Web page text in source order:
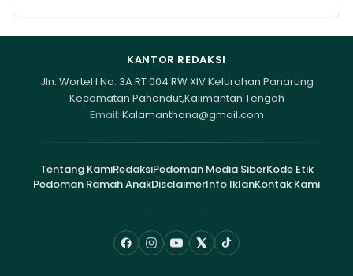
KANTOR REDAKSI
Jln. Wortel I No. 3A RT 004 RW XIV Kelurahan Panarung
Kecamatan Pahandut,Kalimantan Tengah
Email: Kalamanthana@gmail.com
Tentang KamiRedaksiPedoman Media SiberKode Etik
Pedoman Ramah AnakDisclaimerInfo IklanKontak Kami